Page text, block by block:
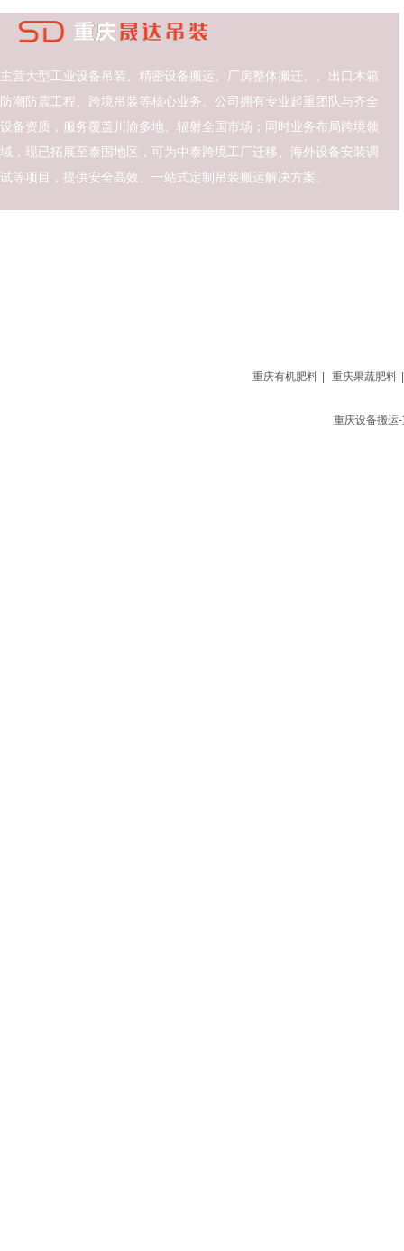
主营大型工业设备吊装、精密设备搬运、厂房整体搬迁、、出口木箱
防潮防震工程、跨境吊装等核心业务。公司拥有专业起重团队与齐全
设备资质，服务覆盖川渝多地、辐射全国市场；同时业务布局跨境领
域，现已拓展至泰国地区，可为中泰跨境工厂迁移、海外设备安装调
试等项目，提供安全高效、一站式定制吊装搬运解决方案。
重庆有机肥料 重庆果蔬肥料
重庆设备搬运